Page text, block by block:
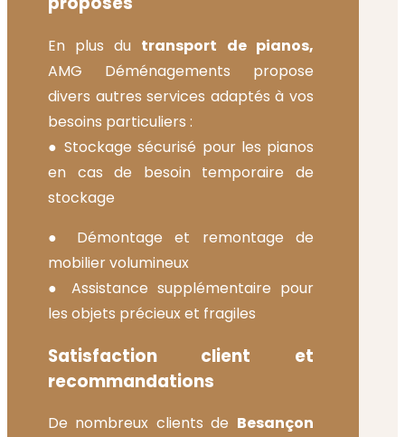
En plus du transport de pianos,
AMG Déménagements propose
divers autres services adaptés à vos
besoins particuliers :
● Stockage sécurisé pour les pianos
en cas de besoin temporaire de
stockage
● Démontage et remontage de
mobilier volumineux
● Assistance supplémentaire pour
les objets précieux et fragiles
Satisfaction client et
recommandations
De nombreux clients de Besançon